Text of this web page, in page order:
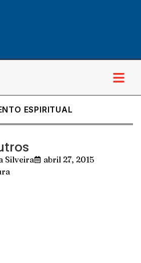
ESPIRITUAL
Silveira
abril 27, 2015